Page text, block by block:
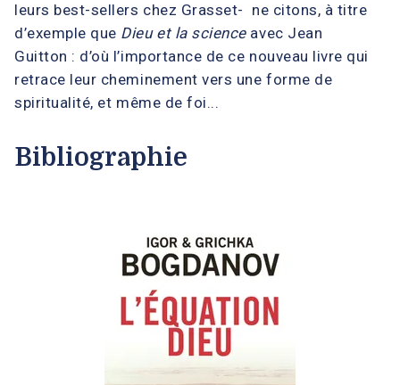
leurs best-sellers chez Grasset- ne citons, à titre
d’exemple que Dieu et la scienceavec Jean
Guitton : d’où l’importance de ce nouveau livre qui
retrace leur cheminement vers une forme de
spiritualité, et même de foi...
Bibliographie